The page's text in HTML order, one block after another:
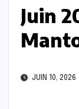
Juin
JUIN 10, 2026